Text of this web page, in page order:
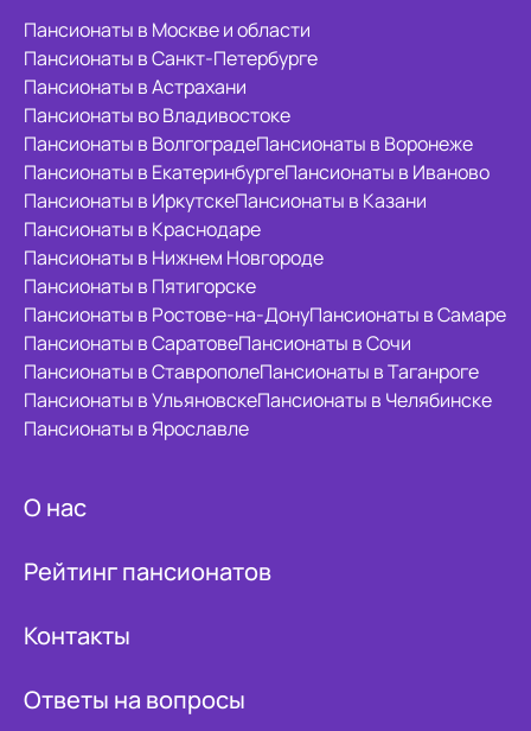
Пансионаты в Москве и области
Пансионаты в Санкт-Петербурге
Пансионаты в Астрахани
Пансионаты во Владивостоке
Пансионаты в ВолгоградеПансионаты в Воронеже
Пансионаты в ЕкатеринбургеПансионаты в Иваново
Пансионаты в ИркутскеПансионаты в Казани
Пансионаты в Краснодаре
Пансионаты в Нижнем Новгороде
Пансионаты в Пятигорске
Пансионаты в Ростове-на-ДонуПансионаты в Самаре
Пансионаты в СаратовеПансионаты в Сочи
Пансионаты в СтаврополеПансионаты в Таганроге
Пансионаты в УльяновскеПансионаты в Челябинске
Пансионаты в Ярославле
О нас
Рейтинг пансионатов
Контакты
Ответы на вопросы